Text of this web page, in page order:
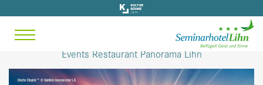
Events Restaurant Panorama Lihn